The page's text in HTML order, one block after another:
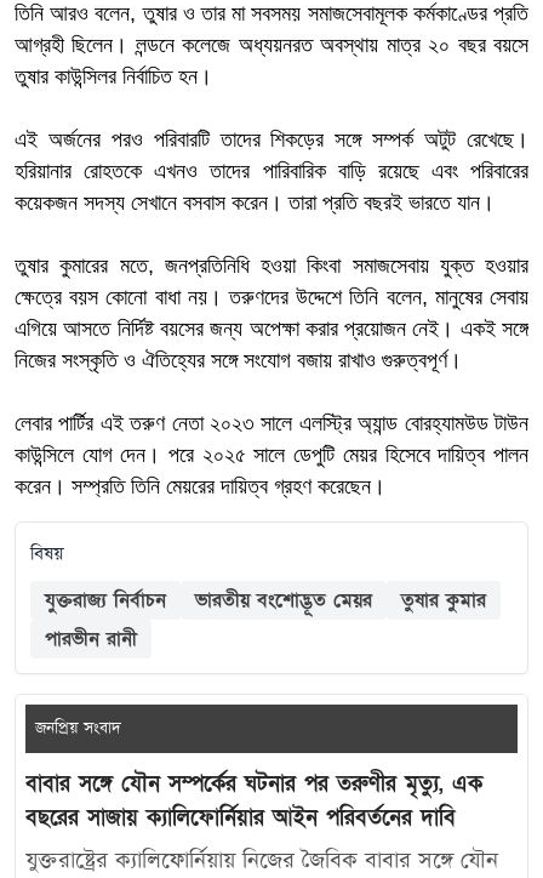
তিনি আরও বলেন, তুষার ও তার মা সবসময় সমাজসেবামূলক কর্মকাণ্ডের প্রতি
আগ্রহী ছিলেন। লন্ডনে কলেজে অধ্যয়নরত অবস্থায় মাত্র ২০ বছর বয়সে
তুষার কাউন্সিলর নির্বাচিত হন।
এই অর্জনের পরও পরিবারটি তাদের শিকড়ের সঙ্গে সম্পর্ক অটুট রেখেছে।
হরিয়ানার রোহতকে এখনও তাদের পারিবারিক বাড়ি রয়েছে এবং পরিবারের
কয়েকজন সদস্য সেখানে বসবাস করেন। তারা প্রতি বছরই ভারতে যান।
তুষার কুমারের মতে, জনপ্রতিনিধি হওয়া কিংবা সমাজসেবায় যুক্ত হওয়ার
ক্ষেত্রে বয়স কোনো বাধা নয়। তরুণদের উদ্দেশে তিনি বলেন, মানুষের সেবায়
এগিয়ে আসতে নির্দিষ্ট বয়সের জন্য অপেক্ষা করার প্রয়োজন নেই। একই সঙ্গে
নিজের সংস্কৃতি ও ঐতিহ্যের সঙ্গে সংযোগ বজায় রাখাও গুরুত্বপূর্ণ।
লেবার পার্টির এই তরুণ নেতা ২০২৩ সালে এলস্ট্রি অ্যান্ড বোরহ্যামউড টাউন
কাউন্সিলে যোগ দেন। পরে ২০২৫ সালে ডেপুটি মেয়র হিসেবে দায়িত্ব পালন
করেন। সম্প্রতি তিনি মেয়রের দায়িত্ব গ্রহণ করেছেন।
বিষয়
যুক্তরাজ্য নির্বাচন ভারতীয় বংশোদ্ভূত মেয়র
তুষার কুমার
পারভীন রানী
জনপ্রিয় সংবাদ
বাবার সঙ্গে যৌন সম্পর্কের ঘটনার পর তরুণীর মৃত্যু, এক
বছরের সাজায় ক্যালিফোর্নিয়ার আইন পরিবর্তনের দাবি
যুক্তরাষ্ট্রের ক্যালিফোর্নিয়ায় নিজের জৈবিক বাবার সঙ্গে যৌন